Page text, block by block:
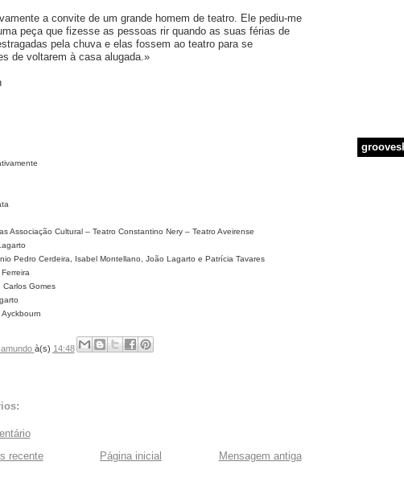
a convite de um grande homem de teatro. Ele pediu-me
peça que fizesse as pessoas rir quando as suas férias de
pela chuva e elas fossem ao teatro para se
de voltarem à casa alugada.»
Associação Cultural – Teatro Constantino Nery – Teatro Aveirense
Pedro Cerdeira, Isabel Montellano, João Lagarto e Patrícia Tavares
Gomes
à(s) 14:48
recente
Mensagem antiga
Página inicial